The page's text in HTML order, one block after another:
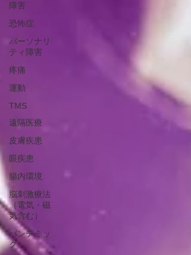
障害
恐怖症
パーソナリ
ティ障害
疼痛
運動
TMS
遠隔医療
皮膚疾患
眼疾患
腸内環境
脳刺激療法
（電気・磁
気含む）
パンデミッ
ク